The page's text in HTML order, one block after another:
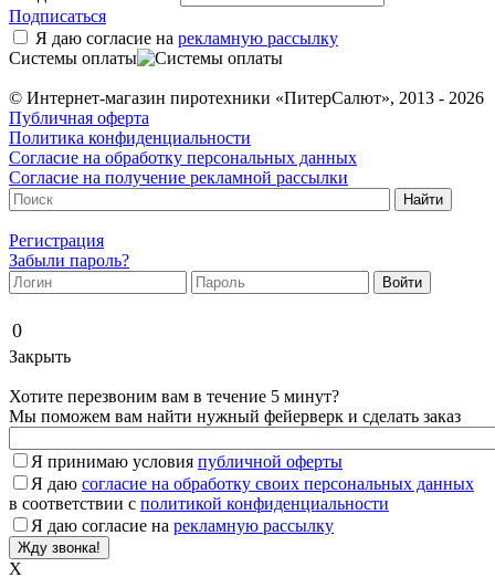
Подписаться
Я даю согласие на рекламную рассылку
Системы оплаты
© Интернет-магазин пиротехники «ПитерСалют», 2013 - 2026
Публичная оферта
Политика конфиденциальности
Согласие на обработку персональных данных
Согласие на получение рекламной рассылки
Регистрация
Забыли пароль?
0
Закрыть
Хотите перезвоним вам в течение 5 минут?
Мы поможем вам найти нужный фейерверк и сделать заказ
Я принимаю условия публичной оферты
Я даю согласие на обработку своих персональных данных
в соответствии с политикой конфиденциальности
Я даю согласие на рекламную рассылку
X